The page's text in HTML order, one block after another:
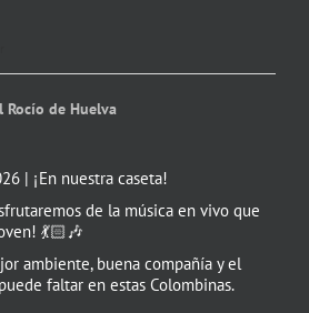
Rocío de Huelva
| ¡En nuestra caseta!
de la música en vivo que
💃🏻🎶
ambiente, buena compañía y el
faltar en estas Colombinas.